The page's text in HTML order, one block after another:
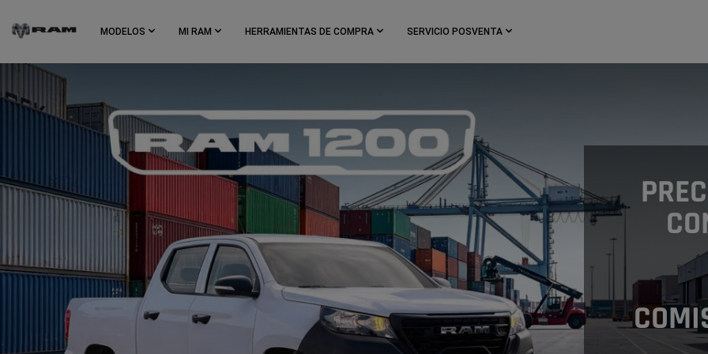
Main
MODELOS MI RAM HERRAMIENTAS DE COMPRA SERVICIO POSVENTA
Skip To